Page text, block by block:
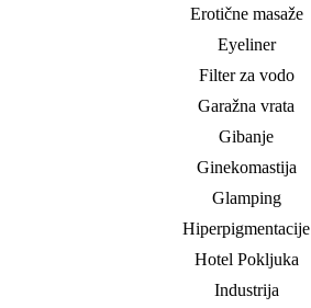
Erotične masaže
Eyeliner
Filter za vodo
Garažna vrata
Gibanje
Ginekomastija
Glamping
Hiperpigmentacije
Hotel Pokljuka
Industrija